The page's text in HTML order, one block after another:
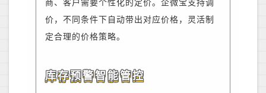
商、客户需要个性化的定价。企微宝支持调
价，不同条件下自动带出对应价格，灵活制
定合理的价格策略。
库存预警智能管控